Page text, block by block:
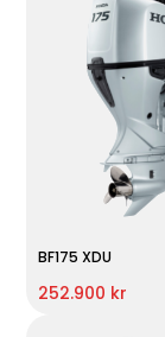
BF175 XDU
252.900 kr